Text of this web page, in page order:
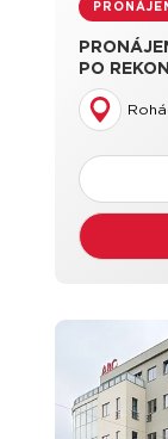
PO
ŽIŽKOV